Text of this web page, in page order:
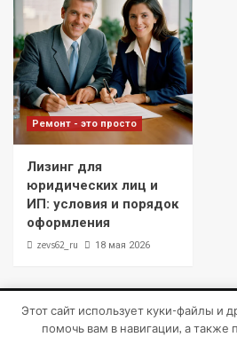
Ремонт - это просто
Лизинг для
юридических лиц и
ИП: условия и порядок
оформления
zevs62_ru 18 мая 2026
Copyright © Все права
Этот сайт использует куки-файлы и
помочь вам в навигации, а также